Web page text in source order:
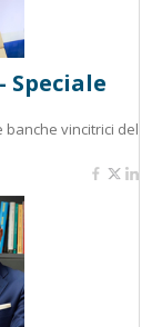
Speciale
vincitrici del